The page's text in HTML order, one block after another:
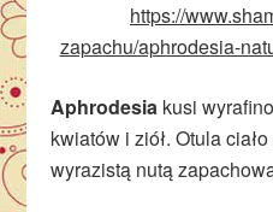
https://
zapachu/aphrodesia-
Aphrodesia kusi
kwiatów i ziół. Otula
wyrazistą nutą